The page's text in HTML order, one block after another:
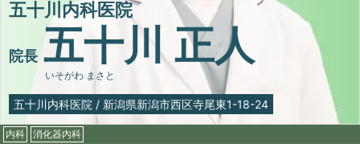
五十川内科医院
院長 五十川 正人
いそがわ まさと
五十川内科医院 / 新潟県新潟市西区寺尾東1-18-24
内科 消化器内科